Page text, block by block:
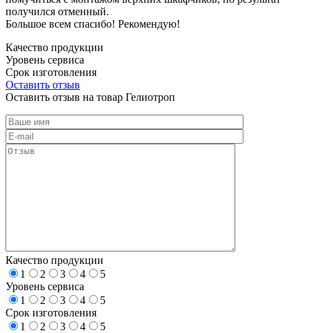
получился отменный.
Большое всем спасибо! Рекомендую!
Качество продукции
Уровень сервиса
Срок изготовления
Оставить отзыв
Оставить отзыв на товар Гелиотроп
Качество продукции
1
2 3 4
5
Уровень сервиса
1
2 3 4
5
Срок изготовления
1
2 3 4
5